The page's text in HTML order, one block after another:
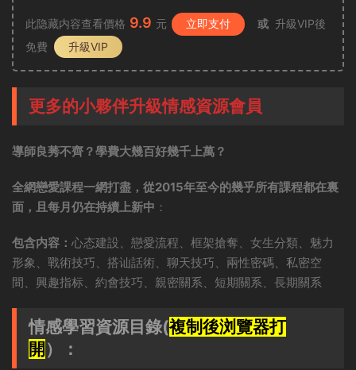
此隐藏内容查看價格 9.9 元 立即支付 或 升級VIP後
免費
升級VIP
更多的小夥伴升級情感資源會員
導師良莠不齊？學費大幾百好幾千上萬？
全網戀愛課程一網打盡，從2015年至今的幾乎所有課程都在裏
面，且每月仍在持續上新中 ：
包含内容： 心态建設、戀愛流程、框架搶奪、女生分類、魅力
形象、戰術技巧、搭讪話術、聊天技巧、兩性密碼、私密空
間、興趣指标、約會技巧、親密關系、短期關系、長期關系
情感學習資源目錄(複制後浏覽器打
開 ）：